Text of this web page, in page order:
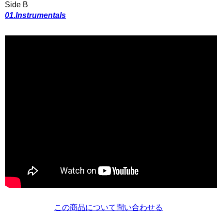
Side B
01.Instrumentals
この商品について問い合わせる